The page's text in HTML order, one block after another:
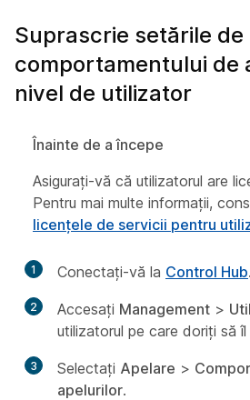
Suprascrie setările de
comportamentului de
nivel de utilizator
Înainte de a începe
Asigurați-vă că utilizatorul are
Pentru mai multe informații,
licențele de servicii pentru
1 Conectați-vă la Control Hub.
2 Accesați Management >
utilizatorul pe care doriți să
3 Selectați Apelare >
apelurilor.